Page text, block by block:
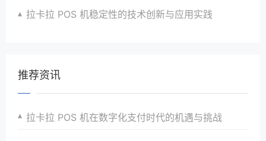
拉卡拉 POS 机稳定性的技术创新与应用实践
推荐资讯
拉卡拉 POS 机在数字化支付时代的机遇与挑战